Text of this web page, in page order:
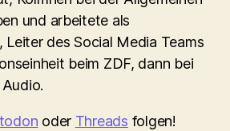
und arbeitete als
Leiter des Social Media Teams
beim ZDF, dann bei
oder Threads folgen!